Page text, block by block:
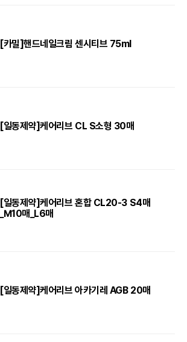
[카밀]핸드네일크림 센시티브 75ml
[일동제약]케어리브 CL S소형 30매
[일동제약]케어리브 혼합 CL20-3 S4매
_M10매_L6매
[일동제약]케어리브 아카기레 AGB 20매